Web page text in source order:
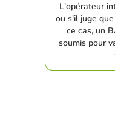
L'opérateur
ou s'il juge
ce cas, un
soumis pour